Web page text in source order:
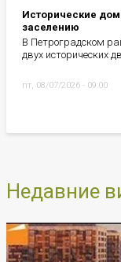
Исторические
заселению
В Петроградском
двух исторических
пт, 08/07/2026 - 09:00
Недавние